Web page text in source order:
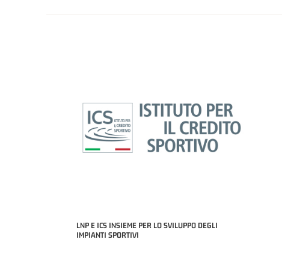
LNP E ICS INSIEME PER LO SVILUPPO DEGLI
IMPIANTI SPORTIVI